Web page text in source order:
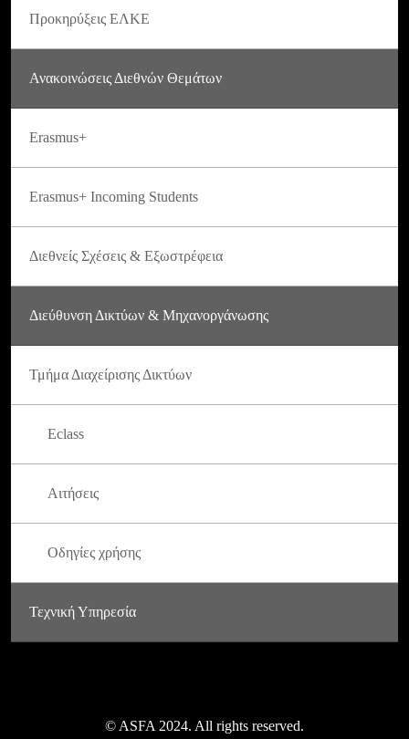
Προκηρύξεις ΕΛΚΕ
Ανακοινώσεις Διεθνών Θεμάτων
Erasmus+
Erasmus+ Incoming Students
Διεθνείς Σχέσεις & Εξωστρέφεια
Διεύθυνση Δικτύων & Μηχανοργάνωσης
Τμήμα Διαχείρισης Δικτύων
Eclass
Αιτήσεις
Οδηγίες χρήσης
Τεχνική Υπηρεσία
© ASFA 2024. All rights reserved.